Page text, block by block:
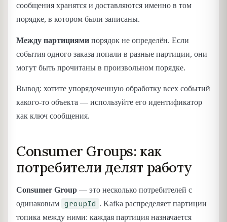
сообщения хранятся и доставляются именно в том
порядке, в котором были записаны.
Между партициями порядок не определён. Если
события одного заказа попали в разные партиции, они
могут быть прочитаны в произвольном порядке.
Вывод: хотите упорядоченную обработку всех событий
какого-то объекта — используйте его идентификатор
как ключ сообщения.
Consumer Groups: как
потребители делят работу
Consumer Group — это несколько потребителей с
одинаковым groupId . Kafka распределяет партиции
топика между ними: каждая партиция назначается